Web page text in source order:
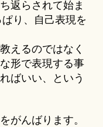
返らされて始ま
り、自己表現を
えるのではなく
形で表現する事
ばいい、という
がんばります。